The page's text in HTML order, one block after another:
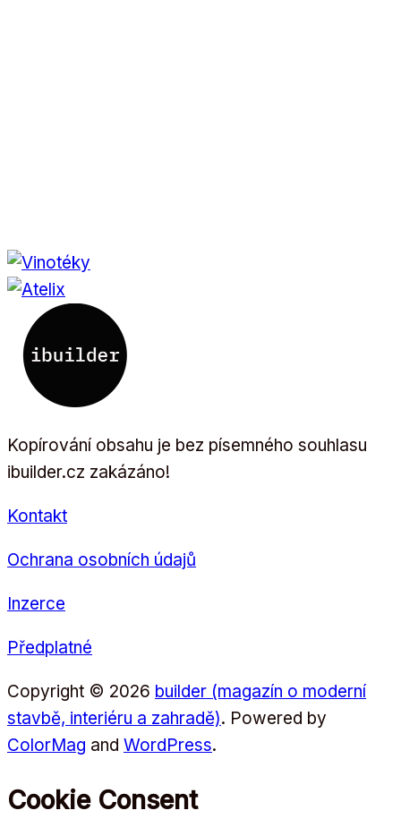
Kopírování obsahu je bez písemného souhlasu
ibuilder.cz zakázáno!
Kontakt
Ochrana osobních údajů
Inzerce
Předplatné
Copyright © 2026 builder (magazín o moderní
stavbě, interiéru a zahradě). Powered by
ColorMag and WordPress.